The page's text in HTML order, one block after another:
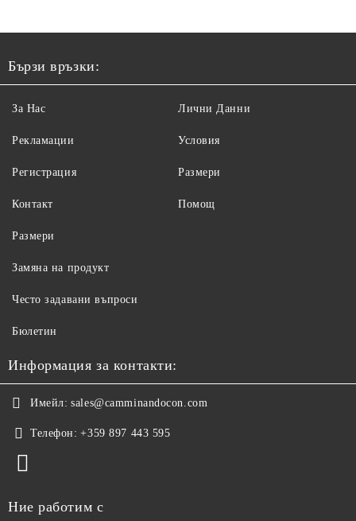
Бързи връзки:
За Нас
Рекламации
Регистрация
Контакт
Лични Данни
Условия
Размери
Помощ
Размери
Замяна на продукт
Често задавани въпроси
Бюлетин
Информация за контакти:
Имейл: sales@camminandocon.com
Телефон: +359 897 443 595
Ние работим с